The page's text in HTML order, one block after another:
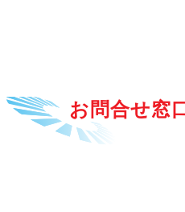
お問合せ窓